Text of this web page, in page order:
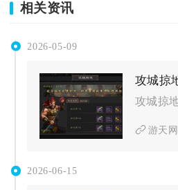
相关资讯
2026-05-09
游天网
2026-06-15